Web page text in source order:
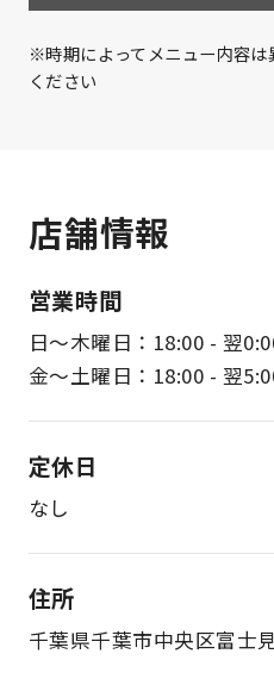
※時期によってメニュー内容
ください
店舗情報
営業時間
日〜木曜日：18:00 - 翌
金〜土曜日：18:00 - 翌
定休日
なし
住所
千葉県千葉市中央区富士